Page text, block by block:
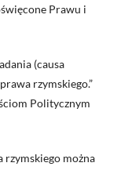
Prawu i
(causa
rzymskiego.”
Politycznym
rzymskiego można